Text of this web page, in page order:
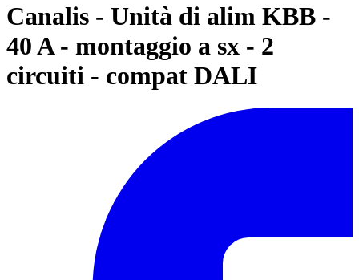
Canalis - Unità di alim KBB -
40 A - montaggio a sx - 2
circuiti - compat DALI